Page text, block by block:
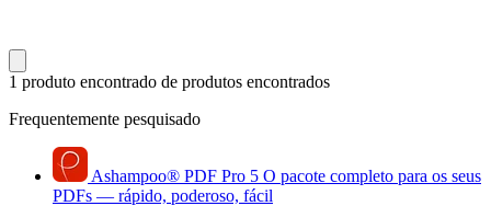
1 produto encontrado de produtos encontrados
Frequentemente pesquisado
Ashampoo® PDF Pro 5 O pacote completo para os seus
PDFs — rápido, poderoso, fácil